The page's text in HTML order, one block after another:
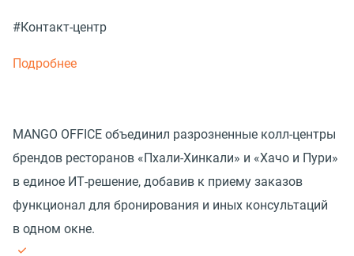
#Контакт-центр
Подробнее
MANGO OFFICE объединил разрозненные колл-центры
брендов ресторанов «Пхали-Хинкали» и «Хачо и Пури»
в единое ИТ-решение, добавив к приему заказов
функционал для бронирования и иных консультаций
в одном окне.